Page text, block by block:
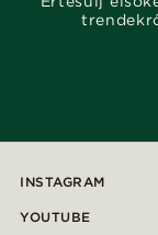
INSTAGRAM
YOUTUBE